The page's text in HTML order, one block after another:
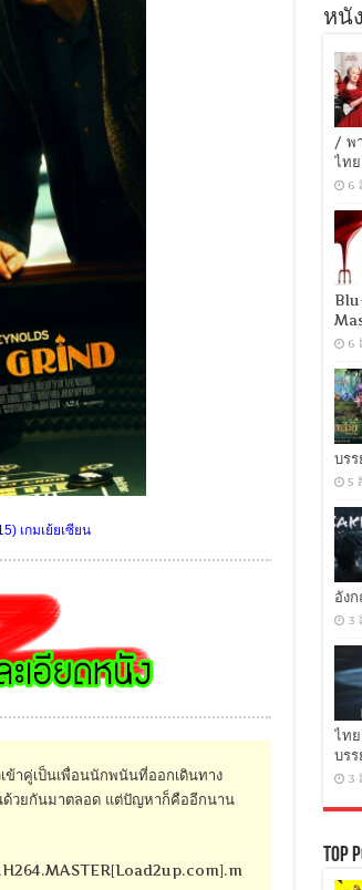
เกมเย้ยเซียน
าคู่เป็นเพื่อนนักพนันที่ออกเดินทาง
ด้วยกันมาตลอด แต่ปัญหาก็คืออีกนาน
หนั
/ พ
ไท
6
6
บร
5
อัง
3
ไท
บร
3
Top